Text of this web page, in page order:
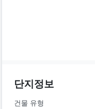
단지정보
건물 유형